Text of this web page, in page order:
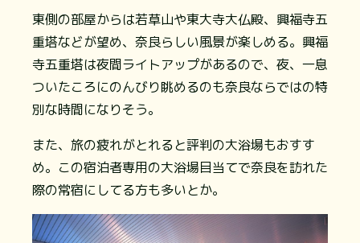
東側の部屋からは若草山や東大寺大仏殿、興福寺五
重塔などが望め、奈良らしい風景が楽しめる。興福
寺五重塔は夜間ライトアップがあるので、夜、一息
ついたころにのんびり眺めるのも奈良ならではの特
別な時間になりそう。
また、旅の疲れがとれると評判の大浴場もおすす
め。この宿泊者専用の大浴場目当てで奈良を訪れた
際の常宿にしてる方も多いとか。